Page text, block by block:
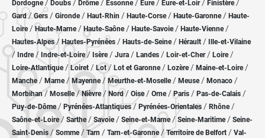
Dordogne/ Doubs / Drôme/ Essonne / Eure/ Eure-et-Loir / Finistère/
Gard/Gers / Gironde/ Haut-Rhin / Haute-Corse/ Haute-Garonne/ Haute-
Loire/Haute-Marne/ Haute-Saône/ Haute-Savoie/ Haute-Vienne/
Hautes-Alpes/ Hautes-Pyrénées / Hauts-de-Seine/ Hérault / Ille-et-Vilaine
/ Indre/ Indre-et-Loire/ Isère/ Jura / Landes / Loir-et-Cher/ Loire/
Loire-Atlantique/ Loiret / Lot/ Lot et Garonne/ Lozère / Maine-et-Loire/
Manche/ Marne/ Mayenne/ Meurthe-et-Moselle/ Meuse/ Monaco /
Morbihan/ Moselle/ Nièvre / Nord/ Oise / Orne/Paris / Pas-de-Calais /
Puy-de-Dôme/ Pyrénées-Atlantiques / Pyrénées-Orientales / Rhône/
Saône-et-Loire/ Sarthe/ Savoie/ Seine-et-Marne/ Seine-Maritime/ Seine-
Saint-Denis /Somme/ Tarn / Tarn-et-Garonne/Territoire de Belfort / Val-